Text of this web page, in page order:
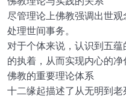
尽管理论上佛教强调出世
处理世间事务。
对于个体来说，认识到五
的执着，从而实现内心的净
佛教的重要理论体系
十二缘起描述了从无明到